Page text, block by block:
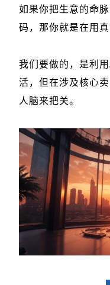
如果你把生意的命
码，那你就是在用
我们要做的，是利
活，但在涉及核心
人脑来把关。